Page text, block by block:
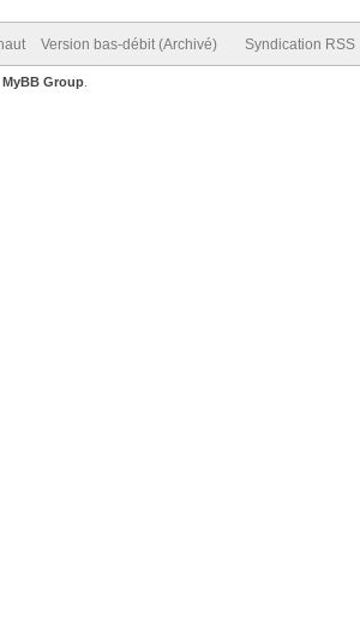
Version bas-débit (Archivé) Syndication RSS
MyBB Group